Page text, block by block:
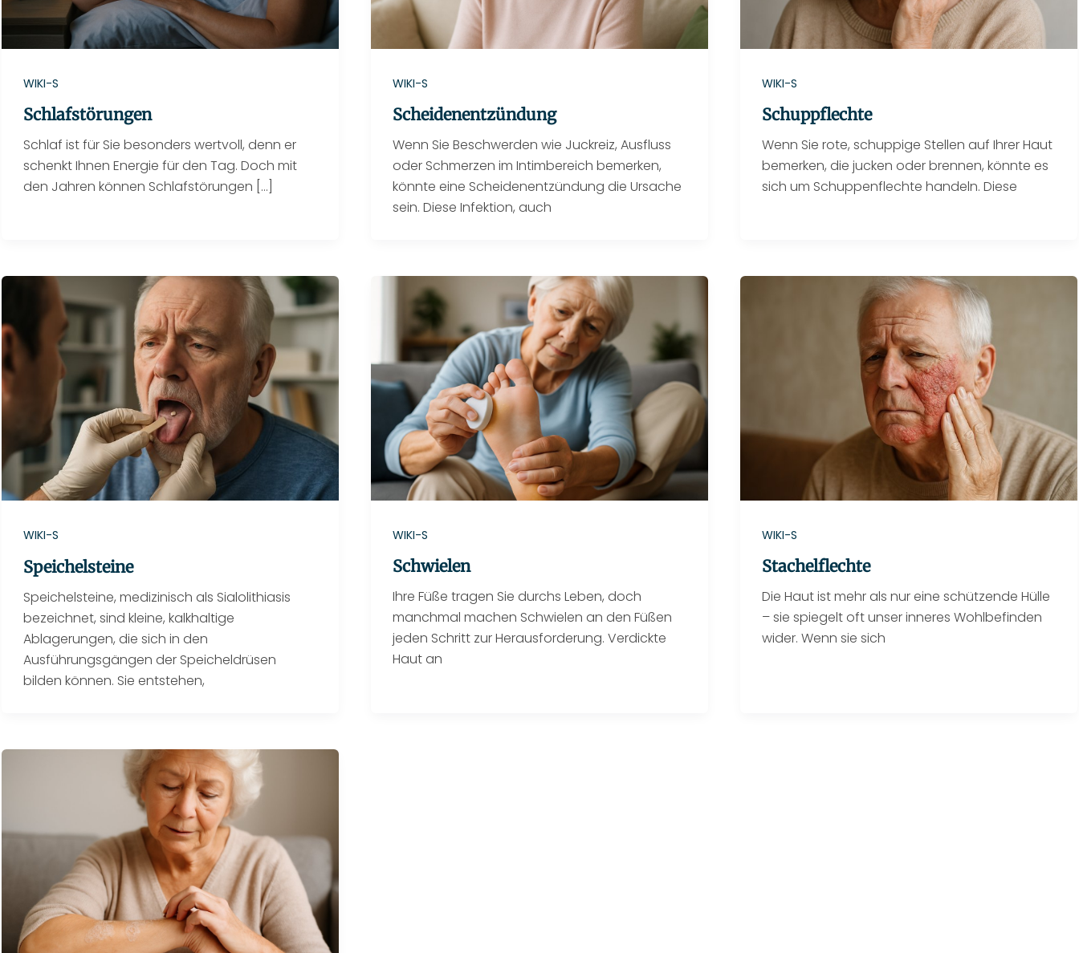
WIKI-S
Schlafstörungen
Schlaf ist für Sie besonders wertvoll, denn er
schenkt Ihnen Energie für den Tag. Doch mit
den Jahren können Schlafstörungen […]
WIKI-S
Scheidenentzündung
Wenn Sie Beschwerden wie Juckreiz, Ausfluss
oder Schmerzen im Intimbereich bemerken,
könnte eine Scheidenentzündung die Ursache
sein. Diese Infektion, auch
WIKI-S
Schuppflechte
Wenn Sie rote, schuppige Stellen auf Ihrer Haut
bemerken, die jucken oder brennen, könnte es
sich um Schuppenflechte handeln. Diese
WIKI-S
Speichelsteine
Speichelsteine, medizinisch als Sialolithiasis
bezeichnet, sind kleine, kalkhaltige
Ablagerungen, die sich in den
Ausführungsgängen der Speicheldrüsen
bilden können. Sie entstehen,
WIKI-S
Schwielen
Ihre Füße tragen Sie durchs Leben, doch
manchmal machen Schwielen an den Füßen
jeden Schritt zur Herausforderung. Verdickte
Haut an
WIKI-S
Stachelflechte
Die Haut ist mehr als nur eine schützende Hülle
– sie spiegelt oft unser inneres Wohlbefinden
wider. Wenn sie sich